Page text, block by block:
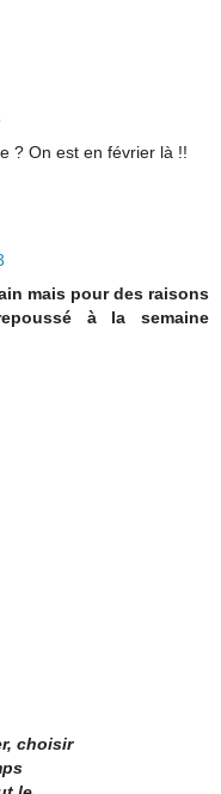
? On est en février là !!
mais pour des raisons
à la semaine
choisir